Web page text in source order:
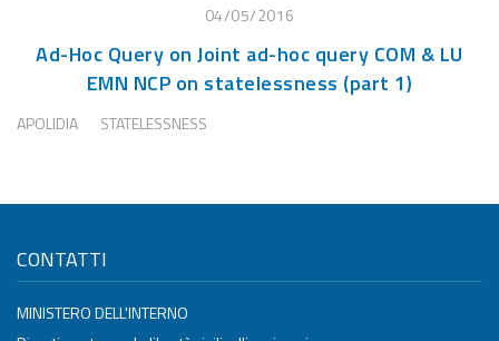
04/05/2016
Ad-Hoc Query on Joint ad-hoc query COM & LU
EMN NCP on statelessness (part 1)
APOLIDIA STATELESSNESS
CONTATTI
MINISTERO DELL'INTERNO